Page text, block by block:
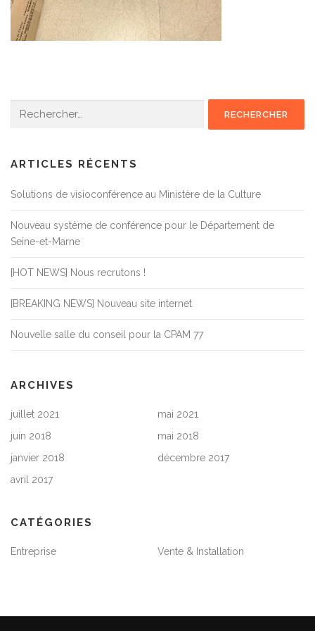
ARTICLES RÉCENTS
Solutions de visioconférence au Ministère de la Culture
Nouveau système de conférence pour le Département de
Seine-et-Marne
[HOT NEWS] Nous recrutons !
[BREAKING NEWS] Nouveau site internet
Nouvelle salle du conseil pour la CPAM 77
ARCHIVES
juillet 2021
mai 2021
juin 2018
mai 2018
janvier 2018
décembre 2017
avril 2017
CATÉGORIES
Entreprise Vente & Installation